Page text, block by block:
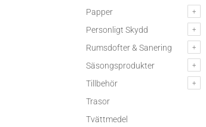
Papper
Personligt Skydd
Rumsdofter & Sanering
Säsongsprodukter
Tillbehör
Trasor
Tvättmedel